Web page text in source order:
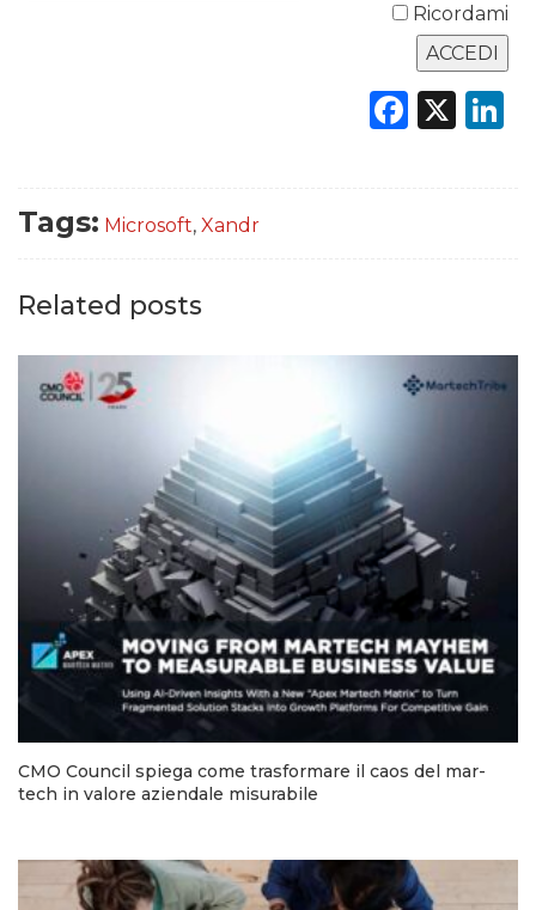
Ricordami
X
Tags: Microsoft, Xandr
Related posts
CMO Council spiega come trasformare il caos del mar-
tech in valore aziendale misurabile